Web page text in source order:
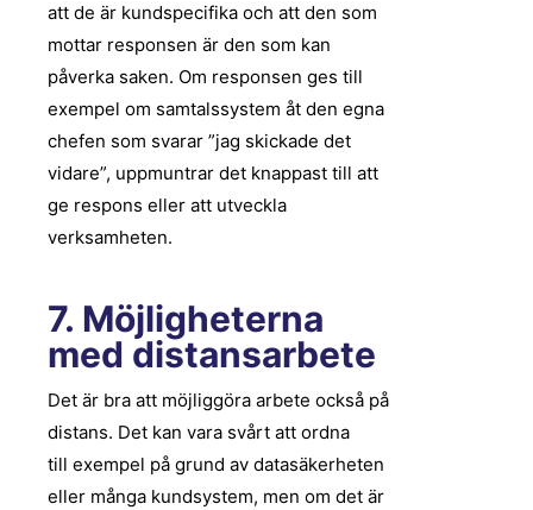
att de är kundspecifika och att den som
mottar responsen är den som kan
påverka saken. Om responsen ges till
exempel om samtalssystem åt den egna
chefen som svarar ”jag skickade det
vidare”, uppmuntrar det knappast till att
ge respons eller att utveckla
verksamheten.
7. Möjligheterna
med distansarbete
Det är bra att möjliggöra arbete också på
distans. Det kan vara svårt att ordna
till exempel på grund av datasäkerheten
eller många kundsystem, men om det är